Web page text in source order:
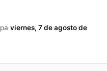
viernes, 7 de agosto de